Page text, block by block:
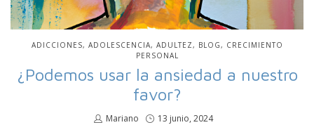
PUBLICADO
ADICCIONES ADOLESCENCIA ADULTEZ BLOG
CRECIMIENTO
PERSONAL
¿Podemos usar la ansiedad a nuestro
favor?
por
Mariano
Publicado
13 junio, 2024